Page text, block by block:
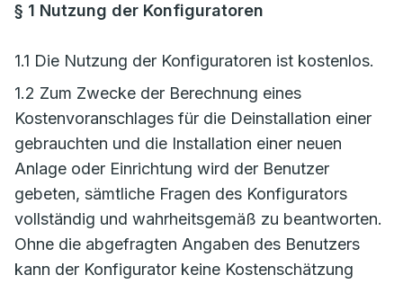
§ 1 Nutzung der Konfiguratoren
1.1 Die Nutzung der Konfiguratoren ist kostenlos.
1.2 Zum Zwecke der Berechnung eines
Kostenvoranschlages für die Deinstallation einer
gebrauchten und die Installation einer neuen
Anlage oder Einrichtung wird der Benutzer
gebeten, sämtliche Fragen des Konfigurators
vollständig und wahrheitsgemäß zu beantworten.
Ohne die abgefragten Angaben des Benutzers
kann der Konfigurator keine Kostenschätzung